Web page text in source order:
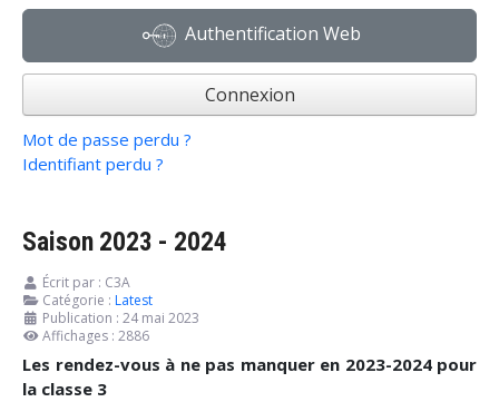
Authentification Web
Connexion
Mot de passe perdu ?
Identifiant perdu ?
Saison 2023 - 2024
Écrit par : C3A
Catégorie : Latest
Publication : 24 mai 2023
Affichages : 2886
Les rendez-vous à ne pas manquer en 2023-2024 pour
la classe 3